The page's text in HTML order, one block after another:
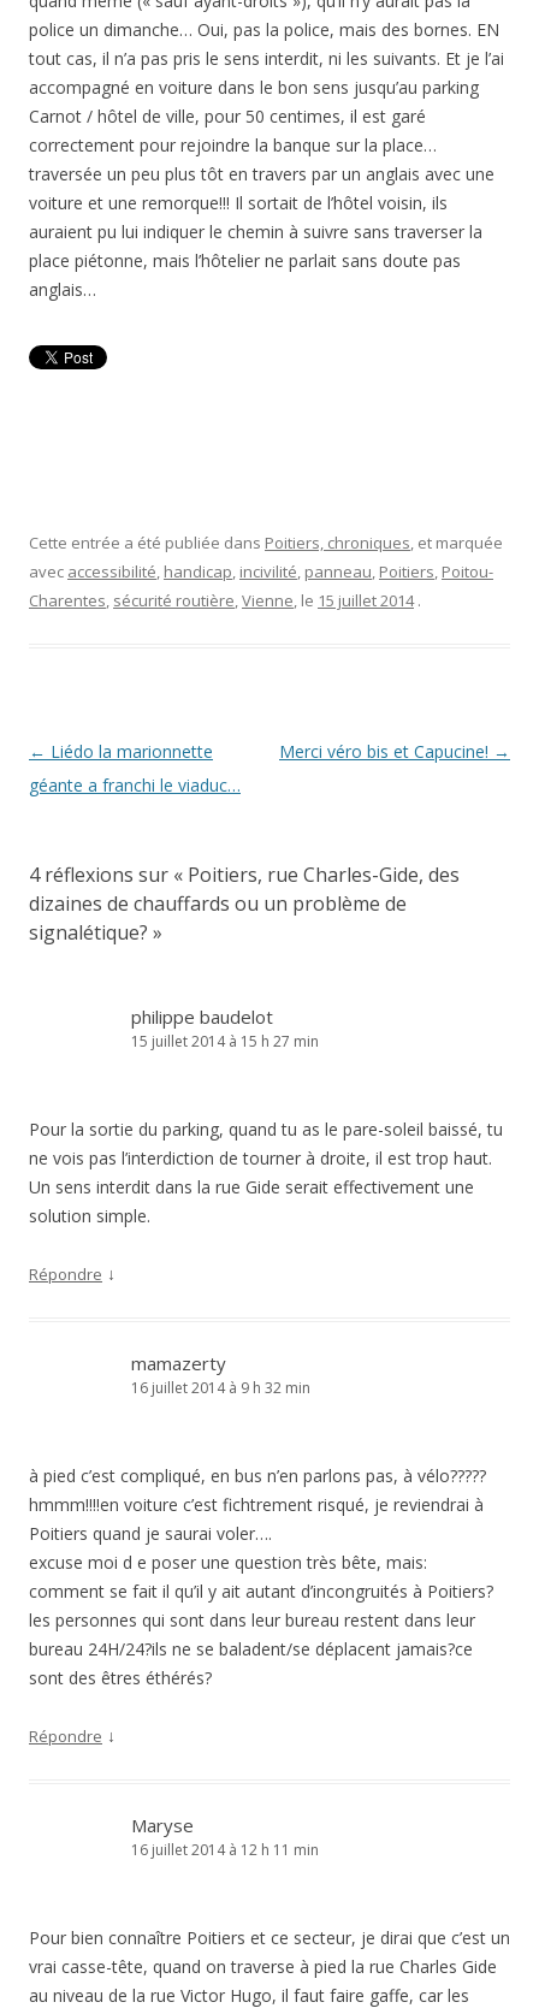
police un dimanche… Oui, pas la police, mais des bornes. EN
tout cas, il n’a pas pris le sens interdit, ni les suivants. Et je l’ai
accompagné en voiture dans le bon sens jusqu’au parking
Carnot / hôtel de ville, pour 50 centimes, il est garé
correctement pour rejoindre la banque sur la place…
traversée un peu plus tôt en travers par un anglais avec une
voiture et une remorque!!! Il sortait de l’hôtel voisin, ils
auraient pu lui indiquer le chemin à suivre sans traverser la
place piétonne, mais l’hôtelier ne parlait sans doute pas
anglais…
Cette entrée a été publiée dans Poitiers, chroniques, et marquée
avec accessibilité, handicap, incivilité, panneau, Poitiers, Poitou-
Charentes, sécurité routière,Vienne, le 15 juillet 2014 .
Navigation
des
← Liédo la marionnette
géante a franchi le viaduc…
Merci véro bis et Capucine! →
4 réflexions sur « Poitiers, rue Charles-Gide, des
dizaines de chauffards ou un problème de
signalétique? »
philippe baudelot
15 juillet 2014 à 15 h 27 min
Pour la sortie du parking, quand tu as le pare-soleil baissé, tu
ne vois pas l’interdiction de tourner à droite, il est trop haut.
Un sens interdit dans la rue Gide serait effectivement une
solution simple.
Répondre ↓
mamazerty
16 juillet 2014 à 9 h 32 min
à pied c’est compliqué, en bus n’en parlons pas, à vélo?????
hmmm!!!!en voiture c’est fichtrement risqué, je reviendrai à
Poitiers quand je saurai voler….
excuse moi d e poser une question très bête, mais:
comment se fait il qu’il y ait autant d’incongruités à Poitiers?
les personnes qui sont dans leur bureau restent dans leur
bureau 24H/24?ils ne se baladent/se déplacent jamais?ce
sont des êtres éthérés?
Répondre ↓
Maryse
16 juillet 2014 à 12 h 11 min
Pour bien connaître Poitiers et ce secteur, je dirai que c’est un
vrai casse-tête, quand on traverse à pied la rue Charles Gide
au niveau de la rue Victor Hugo, il faut faire gaffe, car les